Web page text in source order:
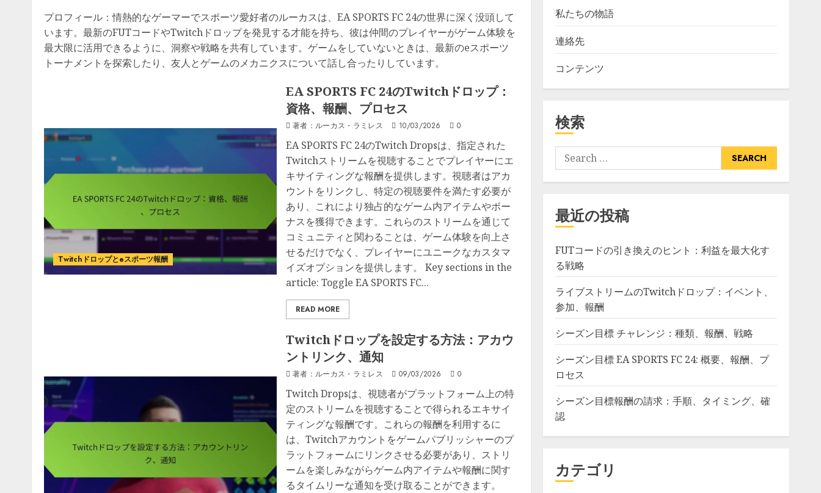
プロフィール：情熱的なゲーマーでスポーツ愛好者のルーカスは、EA SPORTS FC 24の世界に深く没頭して
います。最新のFUTコードやTwitchドロップを発見する才能を持ち、彼は仲間のプレイヤーがゲーム体験を
最大限に活用できるように、洞察や戦略を共有しています。ゲームをしていないときは、最新のeスポーツ
トーナメントを探索したり、友人とゲームのメカニクスについて話し合ったりしています。
Twitchドロップとeスポーツ報酬
EA SPORTS FC 24のTwitchドロップ：
資格、報酬、プロセス
著者：ルーカス・ラミレス 10/03/2026 0
EA SPORTS FC 24のTwitch Dropsは、指定された
Twitchストリームを視聴することでプレイヤーにエ
キサイティングな報酬を提供します。視聴者はアカ
ウントをリンクし、特定の視聴要件を満たす必要が
あり、これにより独占的なゲーム内アイテムやボー
ナスを獲得できます。これらのストリームを通じて
コミュニティと関わることは、ゲーム体験を向上さ
せるだけでなく、プレイヤーにユニークなカスタマ
イズオプションを提供します。 Key sections in the
article: Toggle EA SPORTS FC...
READ MORE
Twitchドロップを設定する方法：アカウ
ントリンク、通知
著者：ルーカス・ラミレス 09/03/2026 0
Twitch Dropsは、視聴者がプラットフォーム上の特
定のストリームを視聴することで得られるエキサイ
ティングな報酬です。これらの報酬を利用するに
は、Twitchアカウントをゲームパブリッシャーのプ
ラットフォームにリンクさせる必要があり、ストリ
ームを楽しみながらゲーム内アイテムや報酬に関す
るタイムリーな通知を受け取ることができます。
私たちの物語
連絡先
コンテンツ
検索
Search
for:
最近の投稿
FUTコードの引き換えのヒント：利益を最大化す
る戦略
ライブストリームのTwitchドロップ：イベント、
参加、報酬
シーズン目標 チャレンジ：種類、報酬、戦略
シーズン目標 EA SPORTS FC 24: 概要、報酬、プ
ロセス
シーズン目標報酬の請求：手順、タイミング、確
認
カテゴリ